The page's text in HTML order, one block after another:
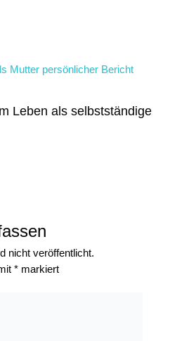
Leben als selbstständige
nicht veröffentlicht.
* markiert